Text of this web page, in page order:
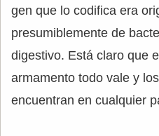
gen que lo codifica era
presumiblemente de
digestivo. Está claro que
armamento todo vale y
encuentran en cualquier